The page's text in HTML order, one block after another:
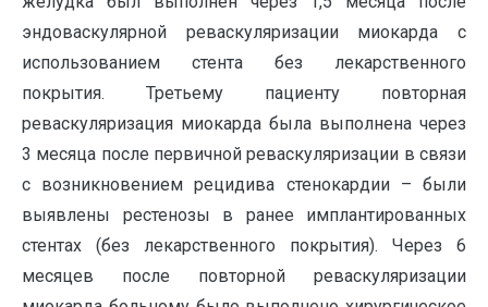
эндоваскулярной реваскуляризации миокарда с
использованием стента без лекарственного
покрытия. Третьему пациенту повторная
реваскуляризация миокарда была выполнена через
3 месяца после первичной реваскуляризации в связи
с возникновением рецидива стенокардии – были
выявлены рестенозы в ранее имплантированных
стентах (без лекарственного покрытия). Через 6
месяцев после повторной реваскуляризации